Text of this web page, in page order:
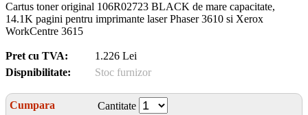
Cartus toner original 106R02723 BLACK de mare capacitate,
14.1K pagini pentru imprimante laser Phaser 3610 si Xerox
WorkCentre 3615
Pret cu TVA:
1.226 Lei
Dispnibilitate:
Stoc furnizor
Cumpara
Cantitate